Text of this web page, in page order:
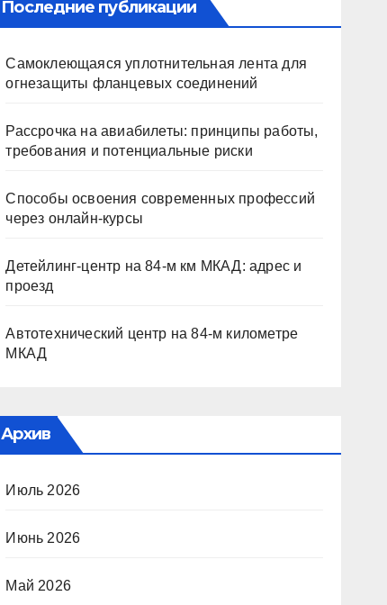
Последние публикации
Самоклеющаяся уплотнительная лента для
огнезащиты фланцевых соединений
Рассрочка на авиабилеты: принципы работы,
требования и потенциальные риски
Способы освоения современных профессий
через онлайн-курсы
Детейлинг-центр на 84-м км МКАД: адрес и
проезд
Автотехнический центр на 84-м километре
МКАД
Архив
Июль 2026
Июнь 2026
Май 2026